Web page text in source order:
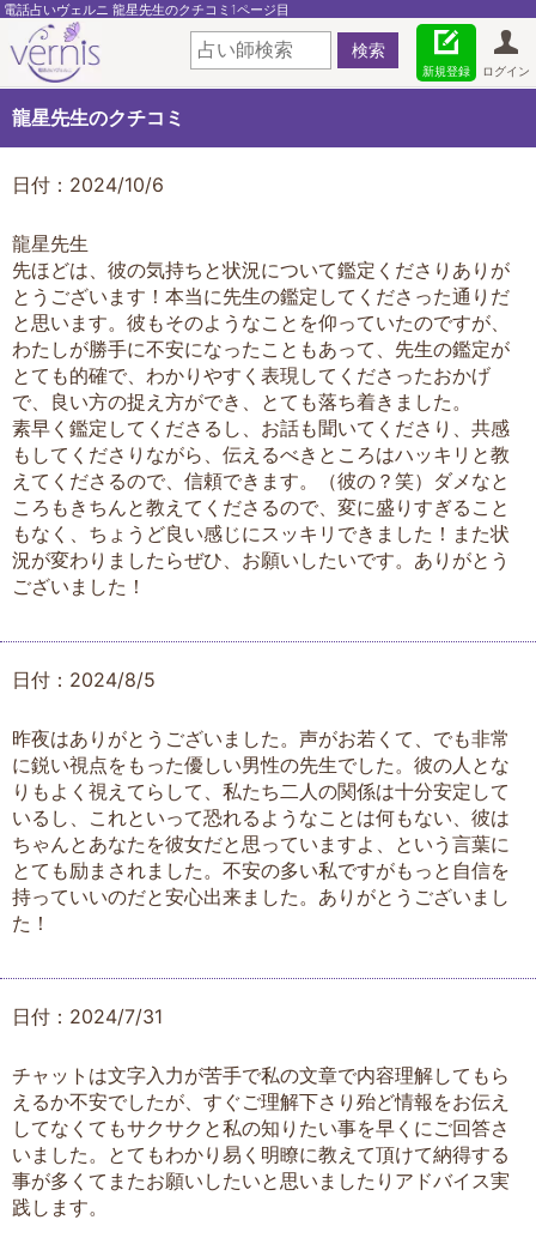
電話占いヴェルニ 龍星先生のクチコミ1ページ目
ログイン
新規登録
龍星先生のクチコミ
日付：2024/10/6
龍星先生
先ほどは、彼の気持ちと状況について鑑定くださりありが
とうございます！本当に先生の鑑定してくださった通りだ
と思います。彼もそのようなことを仰っていたのですが、
わたしが勝手に不安になったこともあって、先生の鑑定が
とても的確で、わかりやすく表現してくださったおかげ
で、良い方の捉え方ができ、とても落ち着きました。
素早く鑑定してくださるし、お話も聞いてくださり、共感
もしてくださりながら、伝えるべきところはハッキリと教
えてくださるので、信頼できます。（彼の？笑）ダメなと
ころもきちんと教えてくださるので、変に盛りすぎること
もなく、ちょうど良い感じにスッキリできました！また状
況が変わりましたらぜひ、お願いしたいです。ありがとう
ございました！
日付：2024/8/5
昨夜はありがとうございました。声がお若くて、でも非常
に鋭い視点をもった優しい男性の先生でした。彼の人とな
りもよく視えてらして、私たち二人の関係は十分安定して
いるし、これといって恐れるようなことは何もない、彼は
ちゃんとあなたを彼女だと思っていますよ、という言葉に
とても励まされました。不安の多い私ですがもっと自信を
持っていいのだと安心出来ました。ありがとうございまし
た！
日付：2024/7/31
チャットは文字入力が苦手で私の文章で内容理解してもら
えるか不安でしたが、すぐご理解下さり殆ど情報をお伝え
してなくてもサクサクと私の知りたい事を早くにご回答さ
いました。とてもわかり易く明瞭に教えて頂けて納得する
事が多くてまたお願いしたいと思いましたりアドバイス実
践します。